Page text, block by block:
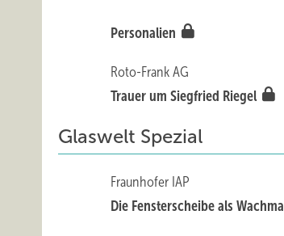
Personalien
Roto-Frank AG
Trauer um Siegfried Riegel
Glaswelt Spezial
Fraunhofer IAP
Die Fensterscheibe als